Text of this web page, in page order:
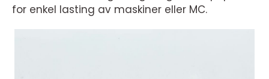
for enkel lasting av maskiner eller MC.